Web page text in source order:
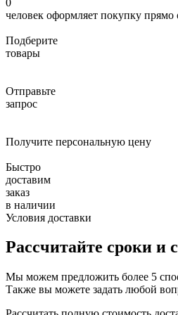
человек оформляет покупку прямо
Подберите
товары
Отправьте
запрос
Получите персональную цену
Быстро
доставим
заказ
в наличии
Условия доставки
Рассчитайте сроки и
Мы можем предложить более 5
Также вы можете задать любой